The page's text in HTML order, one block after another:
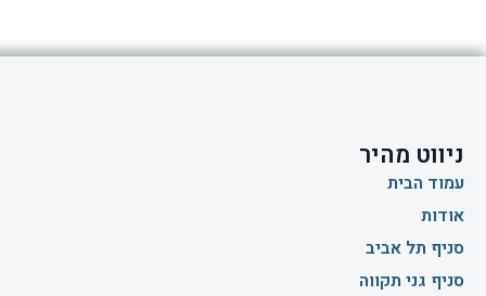
ניווט מהיר
עמוד הבית
אודות
סניף תל אביב
סניף גני תקווה